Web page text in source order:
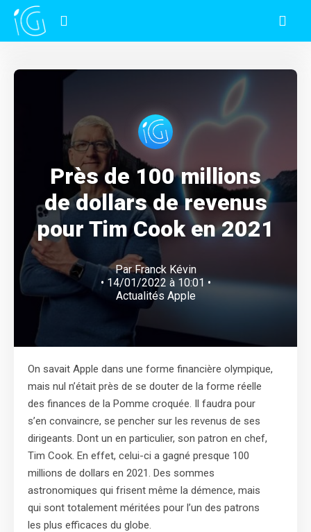
Près de 100 millions
de dollars de revenus
pour Tim Cook en 2021
ParFranck Kévin
• 14/01/2022 à 10:01 •
Actualités Apple
On savait Apple dans une forme financière olympique,
mais nul n’était près de se douter de la forme réelle
des finances de la Pomme croquée. Il faudra pour
s’en convaincre, se pencher sur les revenus de ses
dirigeants. Dont un en particulier, son patron en chef,
Tim Cook. En effet, celui-ci a gagné presque 100
millions de dollars en 2021. Des sommes
astronomiques qui frisent même la démence, mais
qui sont totalement méritées pour l’un des patrons
les plus efficaces du globe.